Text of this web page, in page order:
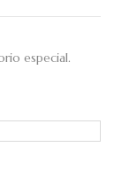
especial.